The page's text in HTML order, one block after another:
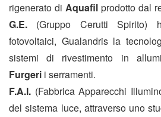
rigenerato di Aquafil prodotto dal
G.E. (Gruppo Cerutti Spirito)
fotovoltaici, Gualandris la
sistemi di rivestimento in
Furgeri i serramenti.
F.A.I. (Fabbrica Apparecchi
del sistema luce, attraverso uno